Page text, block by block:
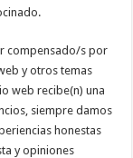
compensado/s por
y otros temas
web recibe(n) una
siempre damos
honestas
y opiniones